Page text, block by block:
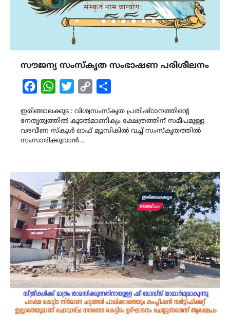
സൗജന്യ സംസ്കൃത സംഭാഷണ പരിശീലനം
FacebookWhatsAppTwitterCopy
ഇരിങ്ങാലക്കുട : വിശ്വസംസ്കൃത പ്രതിഷ്ഠാനത്തിന്റെ
നേതൃത്വത്തിൽ കൂടൽമാണിക്യം ക്ഷേത്രത്തിന് സമീപമുള്ള
വരവീണ സ്കൂൾ ഓഫ് മ്യൂസികിൽ വച്ച് സംസ്കൃതത്തിൽ
സംസാരിക്കുവാൻ…